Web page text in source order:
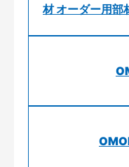
材 オーダー用部